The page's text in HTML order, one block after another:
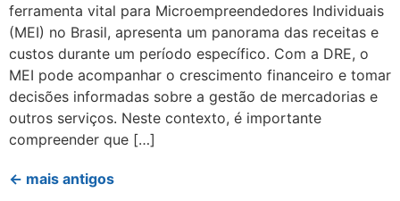
ferramenta vital para Microempreendedores Individuais
(MEI) no Brasil, apresenta um panorama das receitas e
custos durante um período específico. Com a DRE, o
MEI pode acompanhar o crescimento financeiro e tomar
decisões informadas sobre a gestão de mercadorias e
outros serviços. Neste contexto, é importante
compreender que […]
← mais antigos